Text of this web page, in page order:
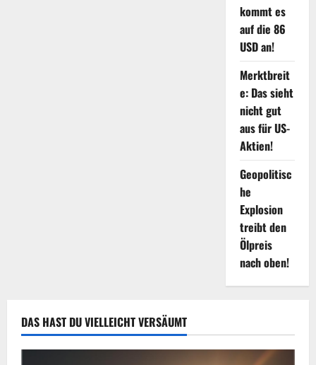
kommt es
auf die 86
USD an!
Merktbreit
e: Das sieht
nicht gut
aus für US-
Aktien!
Geopolitisc
he
Explosion
treibt den
Ölpreis
nach oben!
DAS HAST DU VIELLEICHT VERSÄUMT